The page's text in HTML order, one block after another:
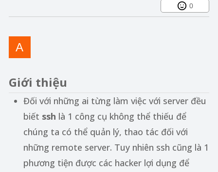
0
Giới thiệu
Đối với những ai từng làm việc với server đều
biết ssh là 1 công cụ không thể thiếu để
chúng ta có thể quản lý, thao tác đối với
những remote server. Tuy nhiên ssh cũng là 1
phương tiện được các hacker lợi dụng để